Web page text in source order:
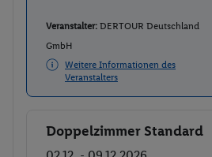
Veranstalter: DERTOUR Deutschland
GmbH
Weitere Informationen des
Veranstalters
Buchen
Doppelzimmer Standard